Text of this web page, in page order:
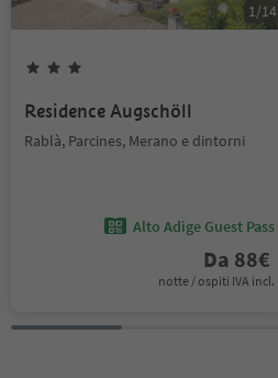
1/14
Residence Augschöll
Rablà, Parcines, Merano e dintorni
Alto Adige Guest Pass
Da 88€
notte / ospiti IVA incl.